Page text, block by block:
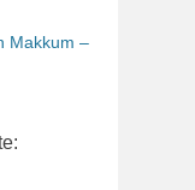
Makkum –